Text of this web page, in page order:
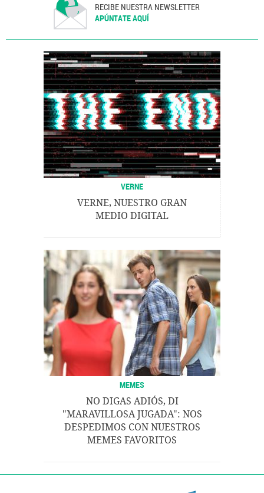
RECIBE NUESTRA NEWSLETTER
APÚNTATE AQUÍ
VERNE
VERNE, NUESTRO GRAN
MEDIO DIGITAL
MEMES
NO DIGAS ADIÓS, DI
"MARAVILLOSA JUGADA": NOS
DESPEDIMOS CON NUESTROS
MEMES FAVORITOS